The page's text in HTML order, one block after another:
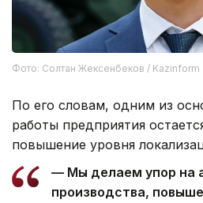
Фото: Солтан Жексенбеков / Kazinform
По его словам, одним из
работы предприятия
повышение уровня
— Мы делаем упор на
производства,